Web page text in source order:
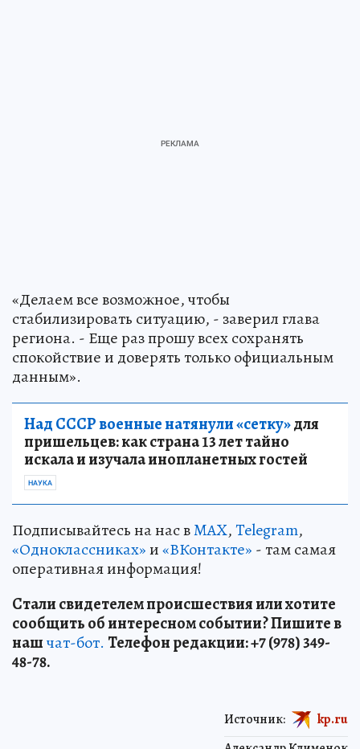
«Делаем все возможное, чтобы
стабилизировать ситуацию, - заверил глава
региона. - Еще раз прошу всех сохранять
спокойствие и доверять только официальным
данным».
Над СССР военные натянули «сетку»для
пришельцев: как страна 13 лет тайно
искала и изучала инопланетных гостей
НАУКА
Подписывайтесь на нас вMAX,Telegram,
«Одноклассниках»и«ВКонтакте» - там самая
оперативная информация!
Стали свидетелем происшествия или хотите
сообщить об интересном событии? Пишите в
нашчат-бот. Телефон редакции: +7 (978) 349-
48-78.
Источник: kp.ru